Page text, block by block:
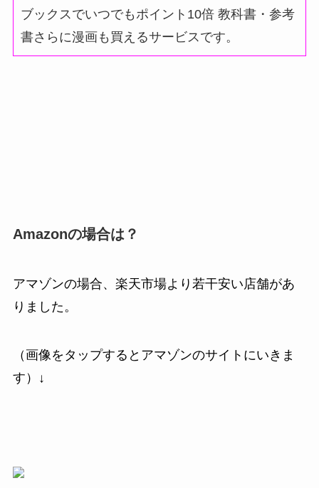
ブックスでいつでもポイント10倍 教科書・参考
書さらに漫画も買えるサービスです。
Amazonの場合は？
アマゾンの場合、楽天市場より若干安い店舗があ
りました。
（画像をタップするとアマゾンのサイトにいきま
す）↓